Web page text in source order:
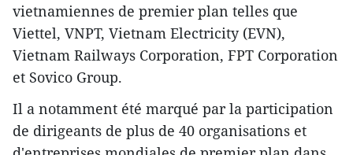
vietnamiennes de premier plan telles que
Viettel, VNPT, Vietnam Electricity (EVN),
Vietnam Railways Corporation, FPT Corporation
et Sovico Group.
Il a notamment été marqué par la participation
de dirigeants de plus de 40 organisations et